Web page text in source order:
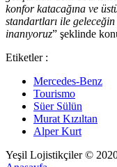
konfor katacağına ve
standartları ile
inanıyoruz” şeklinde
Etiketler :
Mercedes-Benz
Tourismo
Süer Sülün
Murat Kızıltan
Alper Kurt
Yeşil Lojistikçiler ©